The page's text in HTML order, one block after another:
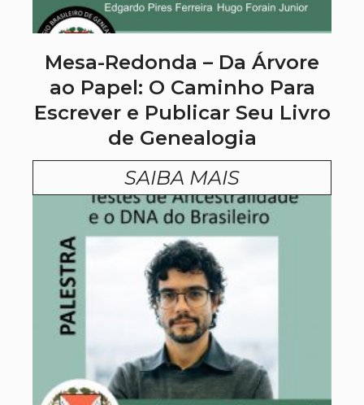
Mesa-Redonda – Da Árvore
ao Papel: O Caminho Para
Escrever e Publicar Seu Livro
de Genealogia
SAIBA MAIS